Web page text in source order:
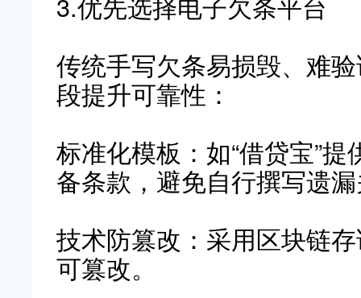
传统手写欠条易损毁、难
段提升可靠性：
标准化模板：如“借贷宝”
备条款，避免自行撰写遗
技术防篡改：采用区块链
可篡改。